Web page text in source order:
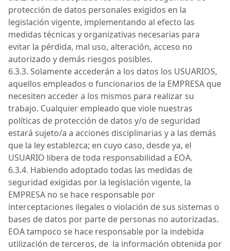
protección de datos personales exigidos en la
legislación vigente, implementando al efecto las
medidas técnicas y organizativas necesarias para
evitar la pérdida, mal uso, alteración, acceso no
autorizado y demás riesgos posibles.
6.3.3. Solamente accederán a los datos los USUARIOS,
aquellos empleados o funcionarios de la EMPRESA que
necesiten acceder a los mismos para realizar su
trabajo. Cualquier empleado que viole nuestras
políticas de protección de datos y/o de seguridad
estará sujeto/a a acciones disciplinarias y a las demás
que la ley establezca; en cuyo caso, desde ya, el
USUARIO libera de toda responsabilidad a EOA.
6.3.4. Habiendo adoptado todas las medidas de
seguridad exigidas por la legislación vigente, la
EMPRESA no se hace responsable por
interceptaciones ilegales o violación de sus sistemas o
bases de datos por parte de personas no autorizadas.
EOAtampoco se hace responsable por la indebida
utilización de terceros, de la información obtenida por